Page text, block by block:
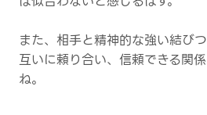
また、相手と精神的な強い結び
互いに頼り合い、信頼できる関
ね。